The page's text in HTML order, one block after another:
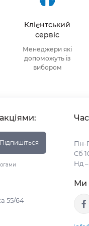
Клієнтський
сервіс
Менеджери які
допоможуть із
вибором
Підпишіться
55/64
Пн-
Сб
Нд
Ми